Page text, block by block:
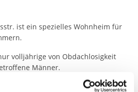
ist ein spezielles Wohnheim für
volljährige von Obdachlosigkeit
Männer.
in der